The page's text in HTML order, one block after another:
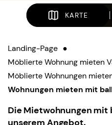
KARTE
Landing-Page ●
Möblierte Wohnung mieten
Möblierte Wohnungen
Wohnungen mieten mit
Die Mietwohnungen mit
unserem Angebot.